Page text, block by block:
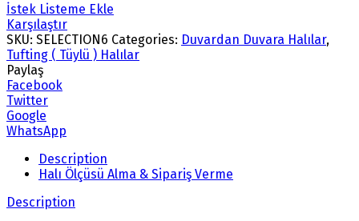
İstek Listeme Ekle
Karşılaştır
SKU: SELECTION6 Categories: Duvardan Duvara Halılar,
Tufting ( Tüylü ) Halılar
Paylaş
Facebook
Twitter
Google
WhatsApp
Description
Halı Ölçüsü Alma & Sipariş Verme
Description